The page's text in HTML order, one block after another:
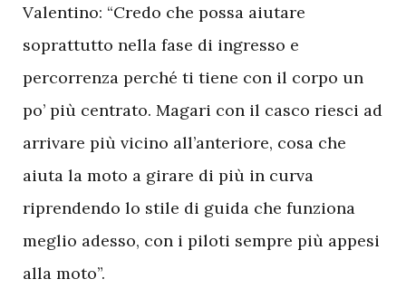
Valentino: “Credo che possa aiutare
soprattutto nella fase di ingresso e
percorrenza perché ti tiene con il corpo un
po’ più centrato. Magari con il casco riesci ad
arrivare più vicino all’anteriore, cosa che
aiuta la moto a girare di più in curva
riprendendo lo stile di guida che funziona
meglio adesso, con i piloti sempre più appesi
alla moto”.